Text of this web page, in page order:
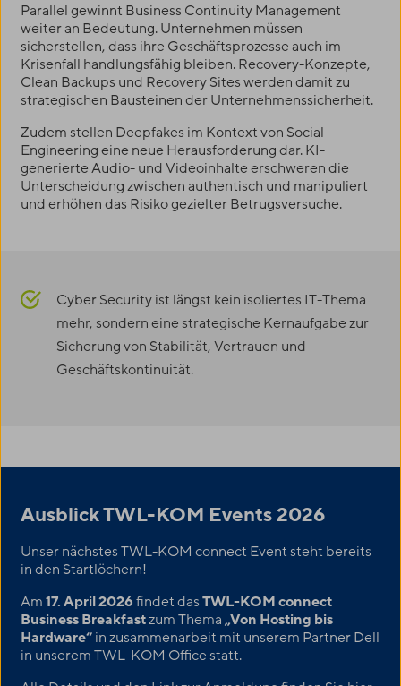
Parallel gewinnt Business Continuity Management
weiter an Bedeutung. Unternehmen müssen
sicherstellen, dass ihre Geschäftsprozesse auch im
Krisenfall handlungsfähig bleiben. Recovery-Konzepte,
Clean Backups und Recovery Sites werden damit zu
strategischen Bausteinen der Unternehmenssicherheit.
Zudem stellen Deepfakes im Kontext von Social
Engineering eine neue Herausforderung dar. KI-
generierte Audio- und Videoinhalte erschweren die
Unterscheidung zwischen authentisch und manipuliert
und erhöhen das Risiko gezielter Betrugsversuche.
Cyber Security ist längst kein isoliertes IT-Thema
mehr, sondern eine strategische Kernaufgabe zur
Sicherung von Stabilität, Vertrauen und
Geschäftskontinuität.
AusblickTWL-KOM Events 2026
Unser nächstesTWL-KOM connect Event steht bereits
in den Startlöchern!
Am17. April 2026findet dasTWL-KOMconnect
Business Breakfastzum Thema„Von Hosting bis
Hardware“in zusammenarbeit mit unserem Partner Dell
in unseremTWL-KOM Office statt.